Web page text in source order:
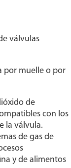
válvulas
por muelle o por
de
con los
la válvula.
de gas de
y de alimentos